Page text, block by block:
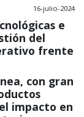
16-julio-2024
e
del
frente
con gran
impacto en